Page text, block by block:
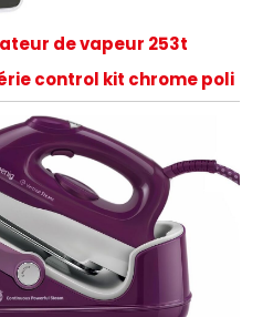
de vapeur 253t
control kit chrome poli